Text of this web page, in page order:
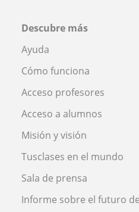
Descubre más
Ayuda
Cómo funciona
Acceso profesores
Acceso a alumnos
Misión y visión
Tusclases en el mundo
Sala de prensa
Informe sobre el futuro